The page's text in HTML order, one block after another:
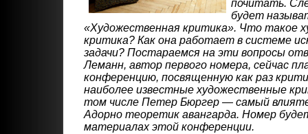
почитать.
будет
«Художественная критика». Что такое
критика? Как она работает в системе
задачи? Постараемся на эти вопросы
Леманн, автор первого номера, сейчас
конференцию, посвященную как раз
наиболее известные художественные
том числе Петер Бюргер — самый
Адорно теоретик авангарда. Номер
материалах этой конференции.